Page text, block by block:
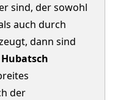
sind, der sowohl
auch durch
dann sind
Hubatsch
der